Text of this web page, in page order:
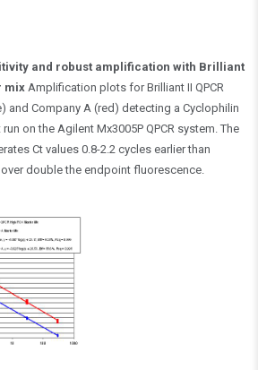
and robust amplification with Brilliant
mix Amplification plots for Brilliant II QPCR
and Company A (red) detecting a Cyclophilin
on the Agilent Mx3005P QPCR system. The
Ct values 0.8-2.2 cycles earlier than
double the endpoint fluorescence.